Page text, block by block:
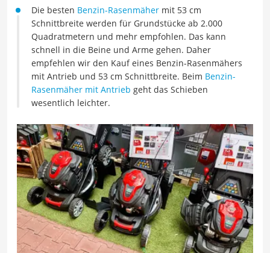
Die besten Benzin-Rasenmäher mit 53 cm
Schnittbreite werden für Grundstücke ab 2.000
Quadratmetern und mehr empfohlen. Das kann
schnell in die Beine und Arme gehen. Daher
empfehlen wir den Kauf eines Benzin-Rasenmähers
mit Antrieb und 53 cm Schnittbreite. Beim Benzin-
Rasenmäher mit Antrieb geht das Schieben
wesentlich leichter.